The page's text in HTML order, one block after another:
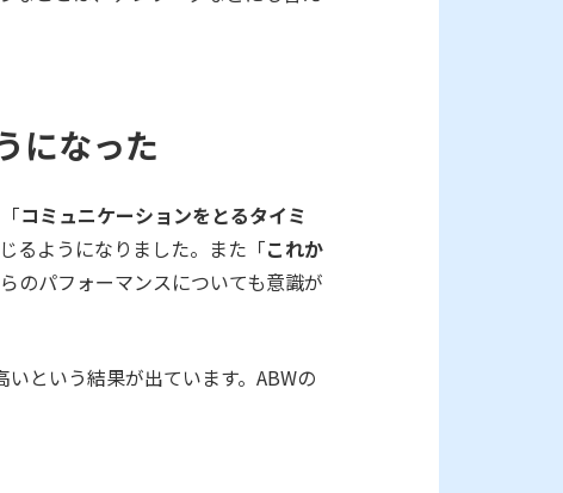
になった
コミュニケーションをとるタイミ
るようになりました。また「これか
のパフォーマンスについても意識が
という結果が出ています。ABWの